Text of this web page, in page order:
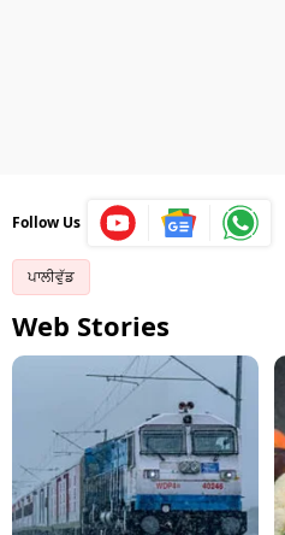
Follow Us
ਪਾਲੀਵੁੱਡ
Web Stories